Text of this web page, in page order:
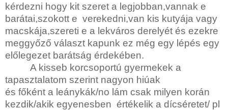
kérdezni hogy kit szeret a legjobban,vannak e
barátai,szokott e verekedni,van kis kutyája vagy
macskája,szereti e a lekváros derelyét és ezekre
meggyőző választ kapunk ez még egy lépés egy
előlegezet barátság érdekében.
A kisseb korcsoportú gyermekek a
tapasztalatom szerint nagyon hiúak
és főként a leánykák/no lám csak milyen korán
kezdik/akik egyenesben értékelik a dícséretet/ pl